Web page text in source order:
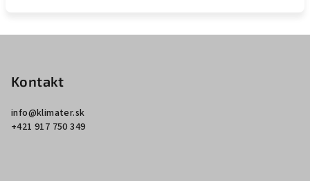
Kontakt
info@klimater.sk
+421 917 750 349